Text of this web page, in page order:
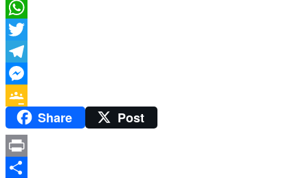
Facebook
WhatsApp
Twitter
Telegram
Messenger
Google
Classroom
Share Post
Print